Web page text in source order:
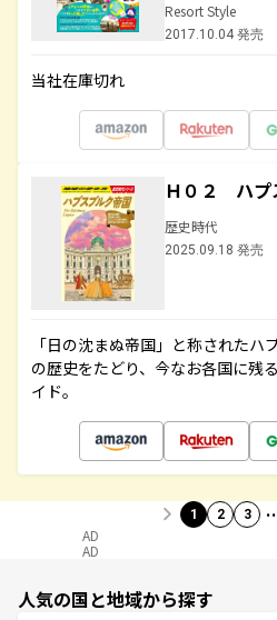
Resort Style
2017.10.04 発売
当社在庫切れ
Ｈ０２ ハプ
歴史時代
2025.09.18 発売
「日の沈まぬ帝国」と称された
の歴史をたどり、今なお各国に残
イド。
1 2 3
AD
AD
人気の国と地域から探す